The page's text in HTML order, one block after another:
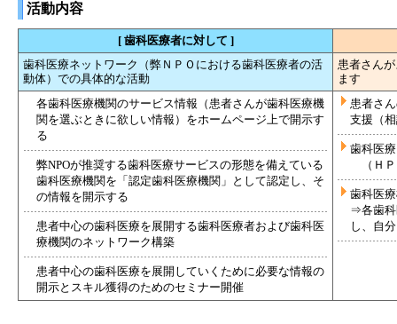
活動内容
[ 歯科医療者に対して ]
歯科医療ネットワーク（弊ＮＰＯにおける歯科医療者の活
動体）での具体的な活動
患者さん
ます
各歯科医療機関のサービス情報（患者さんが歯科医療機
関を選ぶときに欲しい情報）をホームページ上で開示す
る
弊NPOが推奨する歯科医療サービスの形態を備えている
歯科医療機関を「認定歯科医療機関」として認定し、そ
の情報を開示する
患者中心の歯科医療を展開する歯科医療者および歯科医
療機関のネットワーク構築
患者中心の歯科医療を展開していくために必要な情報の
開示とスキル獲得のためのセミナー開催
患者さ
支援（
歯科医
（ＨＰ
歯科医
⇒各歯科
し、自